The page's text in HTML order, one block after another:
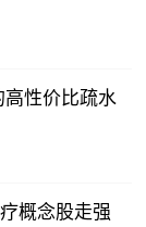
性价比疏水
概念股走强